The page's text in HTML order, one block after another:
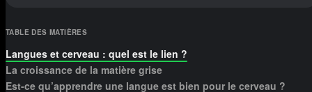
TABLE DES MATIÈRES
Langues et cerveau : quel est le lien ?
La croissance de la matière grise
Est-ce qu’apprendre une langue est bien pour le cerveau ?